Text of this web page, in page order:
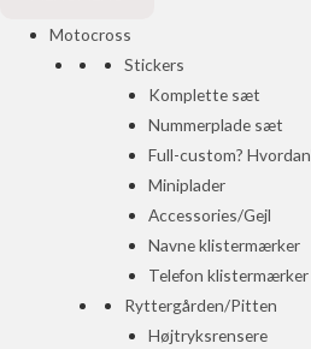
Motocross
Stickers
Komplette sæt
Nummerplade sæt
Full-custom?
Miniplader
Accessories/Gejl
Navne klistermærker
Telefon klistermærker
Ryttergården/Pitten
Højtryksrensere